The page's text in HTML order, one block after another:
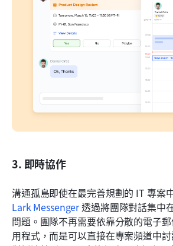
3. 即時協作
溝通孤島即使在最完善規劃的 IT 專案
Lark Messenger 透過將團隊對話集中
問題。團隊不再需要依靠分散的電子
用程式，而是可以直接在專案頻道中